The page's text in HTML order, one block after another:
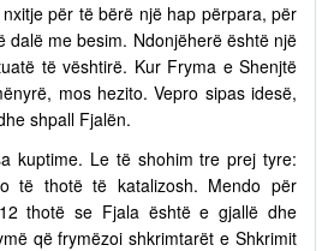
për të bërë një hap përpara, për
dalë me besim. Ndonjëherë është një
të vështirë. Kur Fryma e Shenjtë
mos hezito. Vepro sipas idesë,
shpall Fjalën.
kuptime. Le të shohim tre prej tyre:
të thotë të katalizosh. Mendo për
thotë se Fjala është e gjallë dhe
që frymëzoi shkrimtarët e Shkrimit